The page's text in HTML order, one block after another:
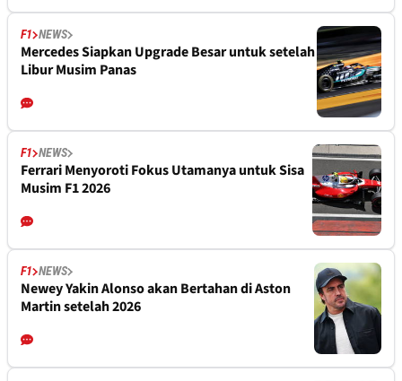
F1 NEWS
Mercedes Siapkan Upgrade Besar untuk setelah
Libur Musim Panas
F1 NEWS
Ferrari Menyoroti Fokus Utamanya untuk Sisa
Musim F1 2026
F1 NEWS
Newey Yakin Alonso akan Bertahan di Aston
Martin setelah 2026